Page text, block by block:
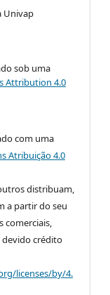
Univap
sob uma
Attribution 4.0
com uma
Atribuição 4.0
distribuam,
a partir do seu
comerciais,
crédito
licenses/by/4.